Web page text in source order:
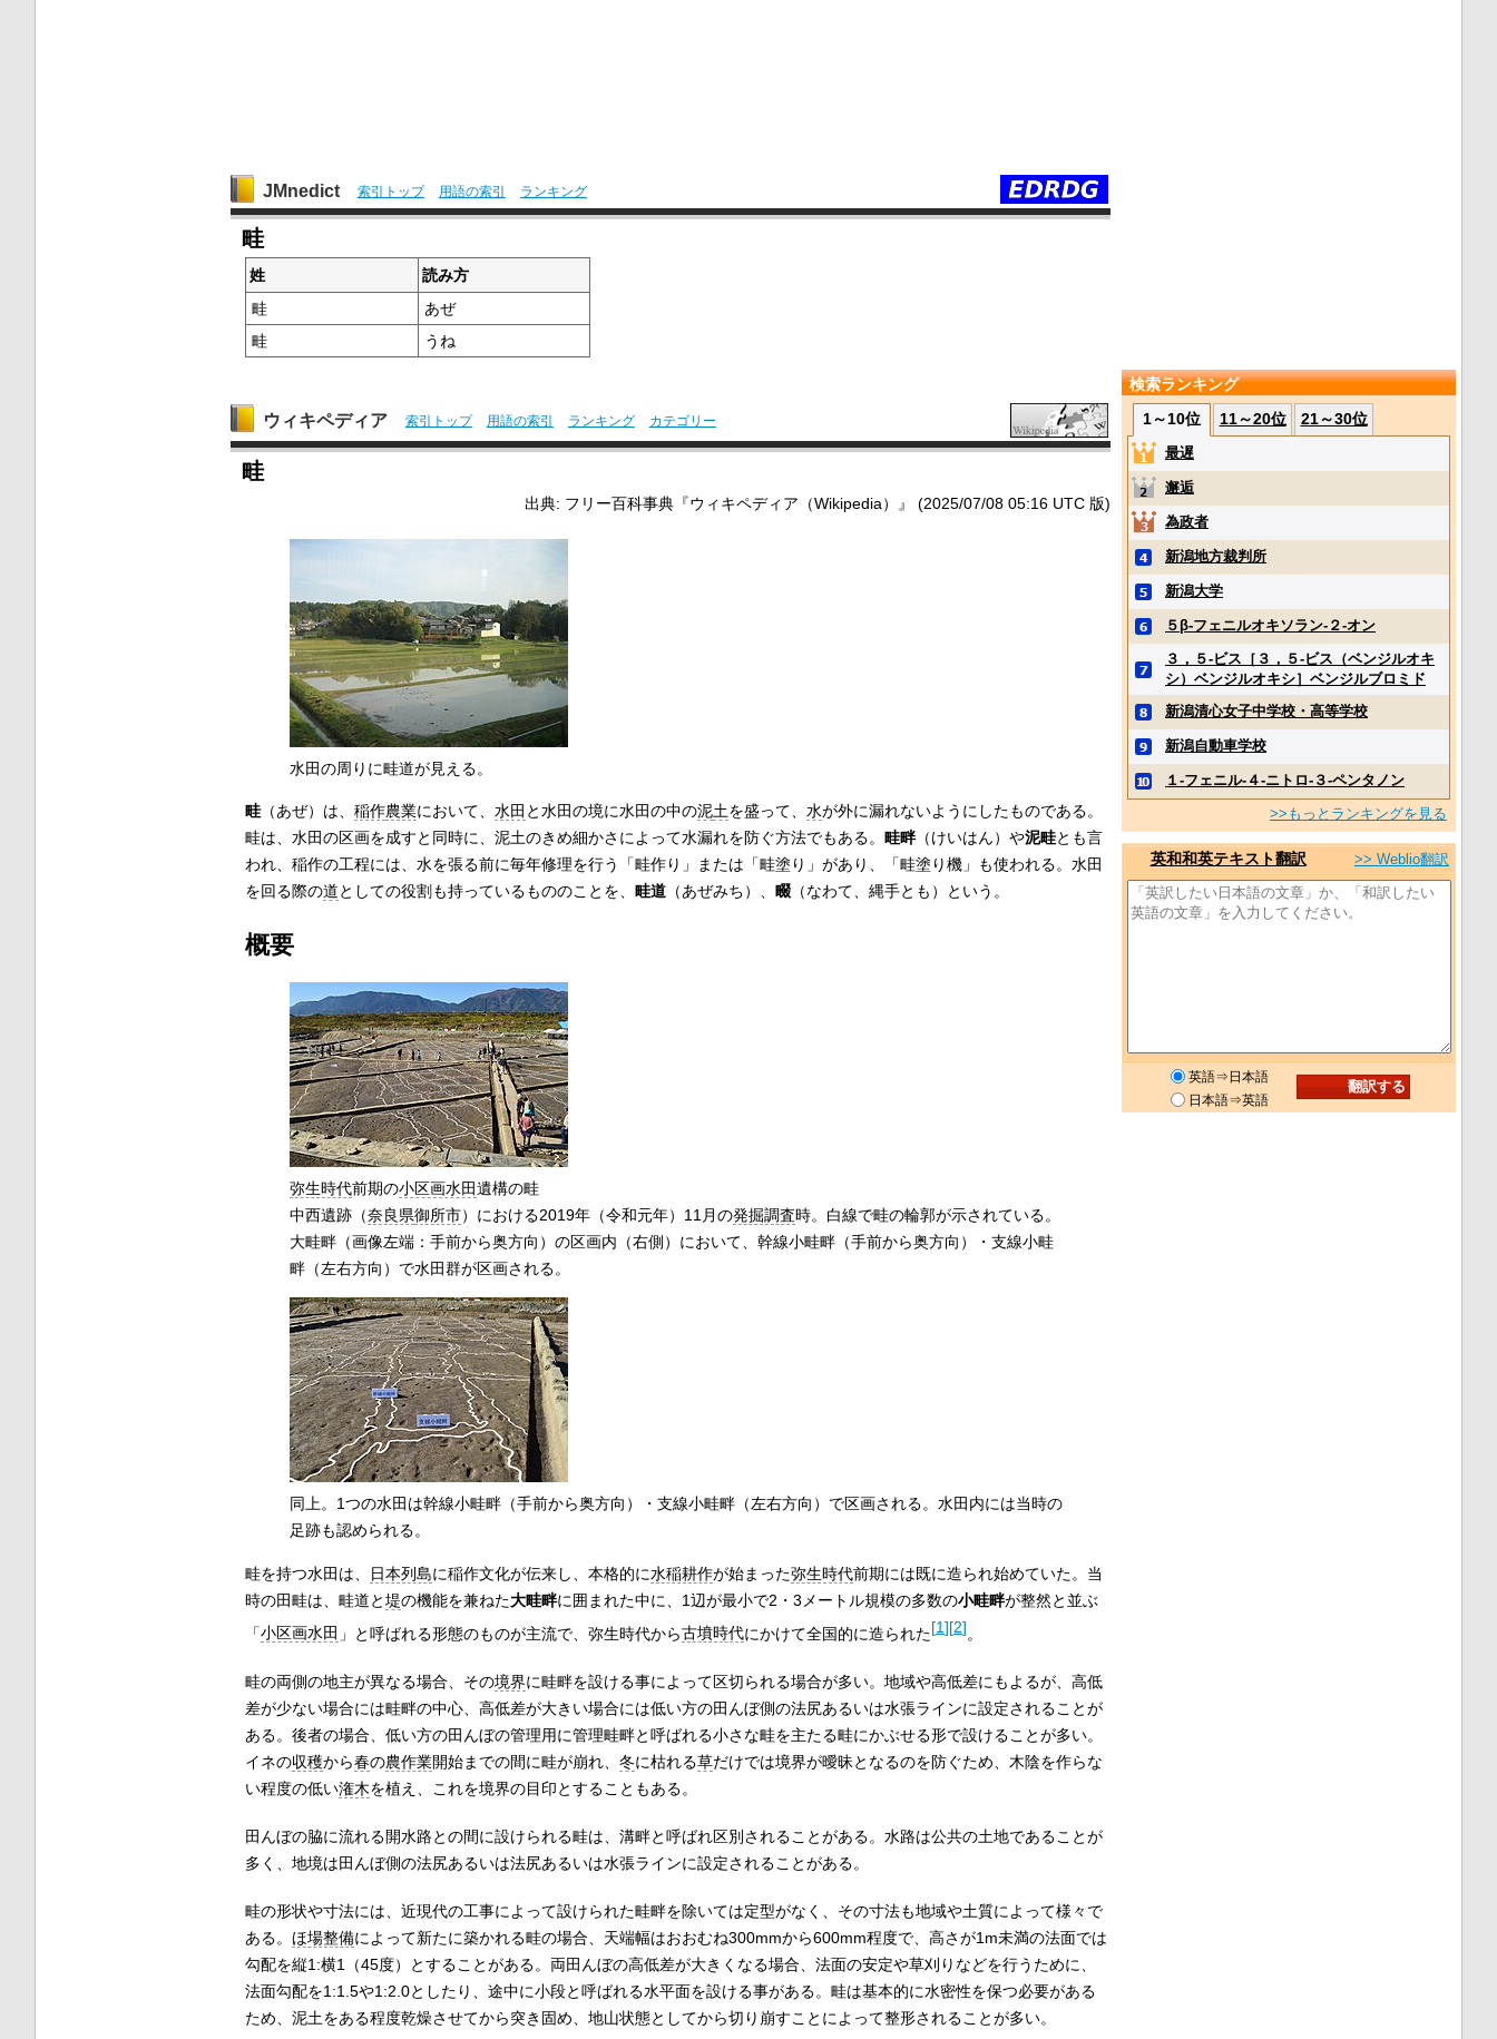
JMnedict 索引トップ 用語の索引 ランキング
畦
姓
読み方
畦
あぜ
畦
うね
ウィキペディア 索引トップ 用語の索引 ランキング カテゴリー
畦
出典: フリー百科事典『ウィキペディア（Wikipedia）』 (2025/07/08 05:16 UTC 版)
水田の周りに畦道が見える。
畦（あぜ）は、 稲作農業において、 水田 と水田の境に水田の中の泥土を盛って、 水が外に漏れないようにしたものである。
畦は、水田の区画を成すと同時に、泥土のきめ細かさによって水漏れを防ぐ方法でもある。 畦畔（けいはん）や泥畦とも言
われ、稲作の工程には、水を張る前に毎年修理を行う「畦作り」または「畦塗り」があり、「畦塗り機」も使われる。水田
を回る際の道としての役割も持っているもののことを、 畦道（あぜみち）、 畷（なわて、縄手とも）という。
概要
弥生時代前期の小区画水田遺構の畦
中西遺跡（奈良県御所市）における2019年（令和元年）11月の発掘調査時。白線で畦の輪郭が示されている。
大畦畔（画像左端：手前から奥方向）の区画内（右側）において、幹線小畦畔（手前から奥方向）・支線小畦
畔（左右方向）で水田群が区画される。
同上。1つの水田は幹線小畦畔（手前から奥方向）・支線小畦畔（左右方向）で区画される。水田内には当時の
足跡も認められる。
畦を持つ水田は、 日本列島に稲作文化が伝来し、本格的に水稲耕作が始まった弥生時代前期には既に造られ始めていた。当
時の田畦は、畦道と堤の機能を兼ねた大畦畔に囲まれた中に、1辺が最小で2・3メートル規模の多数の小畦畔が整然と並ぶ
「小区画水田 」と呼ばれる形態のものが主流で、弥生時代から古墳時代にかけて全国的に造られた[1][2]。
畦の両側の地主が異なる場合、その境界に畦畔を設ける事によって区切られる場合が多い。地域や高低差にもよるが、高低
差が少ない場合には畦畔の中心、高低差が大きい場合には低い方の田んぼ側の法尻あるいは水張ラインに設定されることが
ある。後者の場合、低い方の田んぼの管理用に管理畦畔と呼ばれる小さな畦を主たる畦にかぶせる形で設けることが多い。
イネの収穫から春の農作業開始までの間に畦が崩れ、 冬に枯れる草だけでは境界が曖昧となるのを防ぐため、木陰を作らな
い程度の低い潅木を植え、これを境界の目印とすることもある。
田んぼの脇に流れる開水路との間に設けられる畦は、溝畔と呼ばれ区別されることがある。水路は公共の土地であることが
多く、地境は田んぼ側の法尻あるいは法尻あるいは水張ラインに設定されることがある。
畦の形状や寸法には、近現代の工事によって設けられた畦畔を除いては定型がなく、その寸法も地域や土質によって様々で
ある。 ほ場整備によって新たに築かれる畦の場合、天端幅はおおむね300mmから600mm程度で、高さが1m未満の法面では
勾配を縦1:横1（45度）とすることがある。両田んぼの高低差が大きくなる場合、法面の安定や草刈りなどを行うために、
法面勾配を1:1.5や1:2.0としたり、途中に小段と呼ばれる水平面を設ける事がある。畦は基本的に水密性を保つ必要がある
ため、泥土をある程度乾燥させてから突き固め、地山状態としてから切り崩すことによって整形されることが多い。
検索ランキング
1～10位
11～20位 21～30位
最遅
邂逅
為政者
新潟地方裁判所
新潟大学
５β‐フェニルオキソラン‐２‐オン
３，５‐ビス［３，５‐ビス（ベンジルオキ
シ）ベンジルオキシ］ベンジルブロミド
新潟清心女子中学校・高等学校
新潟自動車学校
１‐フェニル‐４‐ニトロ‐３‐ペンタノン
>>もっとランキングを見る
英和和英テキスト翻訳 >> Weblio翻訳
英語⇒日本語
日本語⇒英語